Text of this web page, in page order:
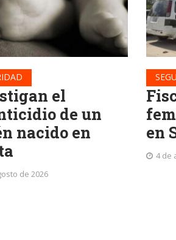
el
de un
nacido en
de 2026
en
4 de